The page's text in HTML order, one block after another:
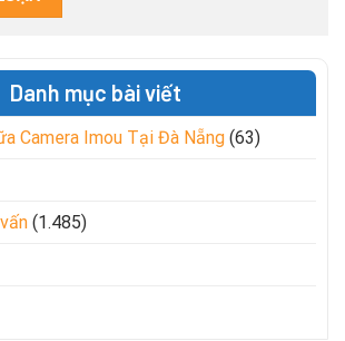
Danh mục bài viết
Camera Imou Tại Đà Nẵng (63)
(1.485)